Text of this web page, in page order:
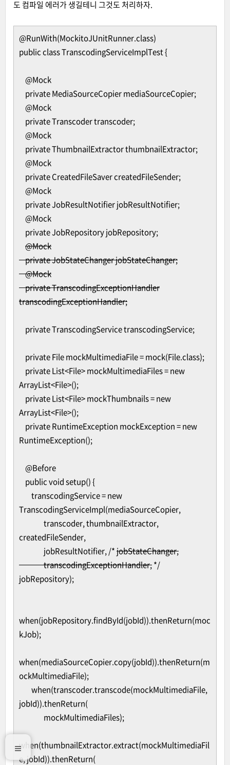
도 컴파일 에러가 생길테니 그것도 처리하자.
@RunWith(MockitoJUnitRunner.class)
public class TranscodingServiceImplTest {
@Mock
private MediaSourceCopier mediaSourceCopier;
@Mock
private Transcoder transcoder;
@Mock
private ThumbnailExtractor thumbnailExtractor;
@Mock
private CreatedFileSaver createdFileSender;
@Mock
private JobResultNotifier jobResultNotifier;
@Mock
private JobRepository jobRepository;
@Mock
private JobStateChanger jobStateChanger;
@Mock
private TranscodingExceptionHandler
transcodingExceptionHandler;
private TranscodingService transcodingService;
private File mockMultimediaFile = mock(File.class);
private List<File> mockMultimediaFiles = new
ArrayList<File>();
private List<File> mockThumbnails = new
ArrayList<File>();
private RuntimeException mockException = new
RuntimeException();
@Before
public void setup() {
transcodingService = new
TranscodingServiceImpl(mediaSourceCopier,
transcoder, thumbnailExtractor,
createdFileSender,
jobResultNotifier, /*jobStateChanger,
transcodingExceptionHandler,*/
jobRepository);
when(jobRepository.findById(jobId)).thenReturn(moc
kJob);
when(mediaSourceCopier.copy(jobId)).thenReturn(m
ockMultimediaFile);
when(transcoder.transcode(mockMultimediaFile,
jobId)).thenReturn(
mockMultimediaFiles);
when(thumbnailExtractor.extract(mockMultimediaFil
e, jobId)).thenReturn(